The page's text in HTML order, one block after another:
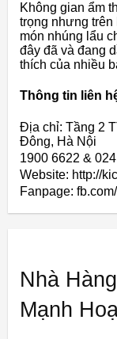
Không gian ẩm
trọng nhưng
món nhúng lẩu
đây đã và đang
thích của nhiều
Thông tin liên
Địa chỉ: Tầng 2
Đông, Hà Nội
1900 6622 &
Website: http://
Fanpage:
Nhà
Mạnh